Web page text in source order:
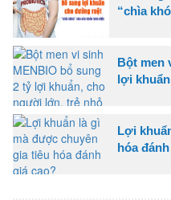
“chìa
Bột men
lợi
Lợi
hóa